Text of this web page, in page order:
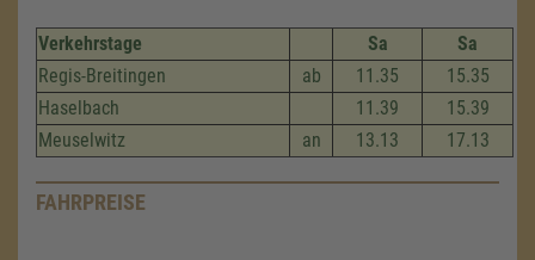
Verkehrstage Sa
Sa
Regis-Breitingen
ab 11.35
15.35
Haselbach
11.39
15.39
Meuselwitz
an 13.13 17.13
FAHRPREISE